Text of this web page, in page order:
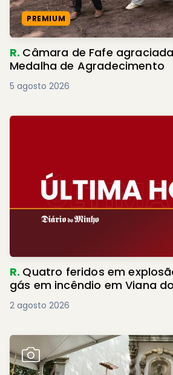
PREMIUM
R. Câmara de Fafe agraciada
Medalha de Agradecimento
5 agosto 2026
R. Quatro feridos em
gás em incêndio em Viana
2 agosto 2026